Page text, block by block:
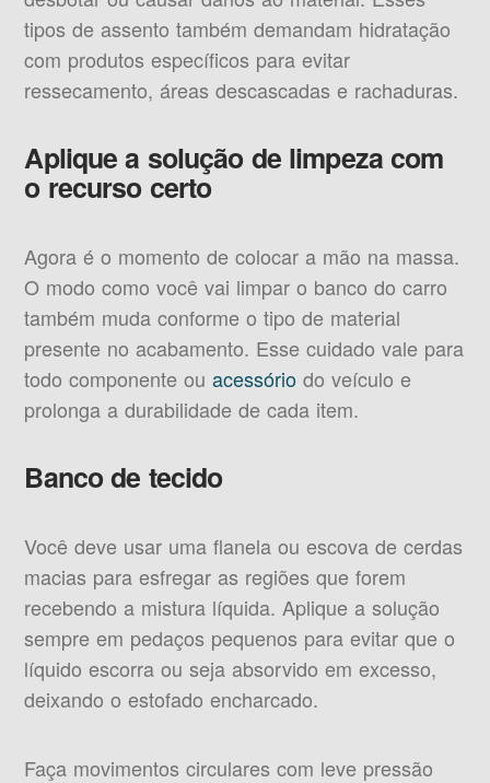
tipos de assento também demandam hidratação
com produtos específicos para evitar
ressecamento, áreas descascadas e rachaduras.
Aplique a solução de limpeza com
o recurso certo
Agora é o momento de colocar a mão na massa.
O modo como você vai limpar o banco do carro
também muda conforme o tipo de material
presente no acabamento. Esse cuidado vale para
todo componente ouacessório do veículo e
prolonga a durabilidade de cada item.
Banco de tecido
Você deve usar uma flanela ou escova de cerdas
macias para esfregar as regiões que forem
recebendo a mistura líquida. Aplique a solução
sempre em pedaços pequenos para evitar que o
líquido escorra ou seja absorvido em excesso,
deixando o estofado encharcado.
Faça movimentos circulares com leve pressão